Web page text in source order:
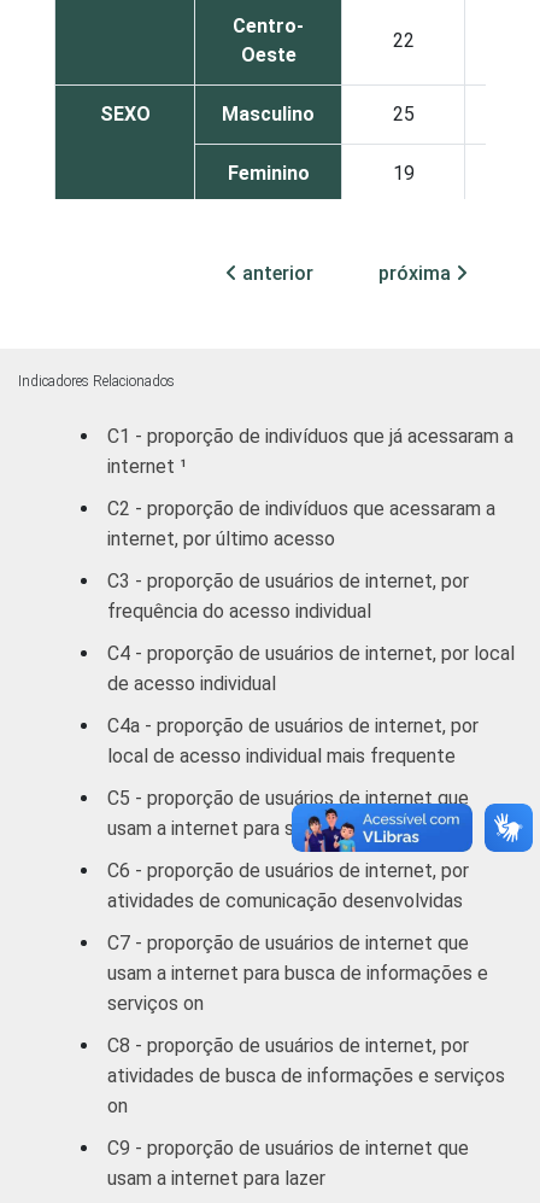
Centro-
Oeste
22
SEXO Masculino 25
Feminino 19
Educação
9
FAIXA
De 10 a 15
De 16 a 24
anos
anos
31
De 35 a 44
anos
31
De 45 a 59
anos
30
60 anos ou
19
RENDA
FAMILIAR
Até 1 SM 5
SM até 2 SM
anterior próxima
Indicadores Relacionados
C1 - proporção de indivíduos que já acessaram a
internet ¹
C2 - proporção de indivíduos que acessaram a
internet, por último acesso
C3 - proporção de usuários de internet, por
frequência do acesso individual
C4 - proporção de usuários de internet, por local
de acesso individual
C4a - proporção de usuários de internet, por
local de acesso individual mais frequente
C5 - proporção de usuários de internet que
usam a internet para se comunicar
C6 - proporção de usuários de internet, por
atividades de comunicação desenvolvidas
C7 - proporção de usuários de internet que
usam a internet para busca de informações e
serviços on
C8 - proporção de usuários de internet, por
atividades de busca de informações e serviços
on
C9 - proporção de usuários de internet que
usam a internet para lazer